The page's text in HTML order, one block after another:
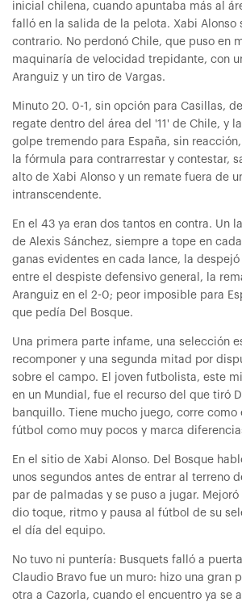
inicial chilena, cuando apuntaba más al
falló en la salida de la pelota. Xabi Alonso
contrario. No perdonó Chile, que puso en
maquinaría de velocidad trepidante, con
Aranguiz y un tiro de Vargas.
Minuto 20. 0-1, sin opción para Casillas,
regate dentro del área del '11' de Chile, y
golpe tremendo para España, sin
la fórmula para contrarrestar y contestar,
alto de Xabi Alonso y un remate fuera de
intranscendente.
En el 43 ya eran dos tantos en contra. Un
de Alexis Sánchez, siempre a tope en
ganas evidentes en cada lance, la despejó
entre el despiste defensivo general, la
Aranguiz en el 2-0; peor imposible para
que pedía Del Bosque.
Una primera parte infame, una selección
recomponer y una segunda mitad por
sobre el campo. El joven futbolista, este
en un Mundial, fue el recurso del que tiró
banquillo. Tiene mucho juego, corre como
fútbol como muy pocos y marca
En el sitio de Xabi Alonso. Del Bosque
unos segundos antes de entrar al terreno
par de palmadas y se puso a jugar. Mejoró
dio toque, ritmo y pausa al fútbol de su
el día del equipo.
No tuvo ni puntería: Busquets falló a
Claudio Bravo fue un muro: hizo una gran
otra a Cazorla, cuando el encuentro ya se